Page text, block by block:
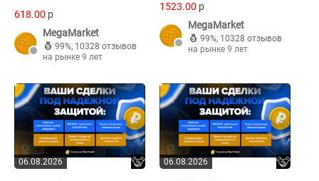
618.00 p
MegaMarket
99%, 10328 отзывов
на рынке 9 лет
1523.00 p
MegaMarket
99%, 10328 отзывов
на рынке 9 лет
06.08.2026 06.08.2026